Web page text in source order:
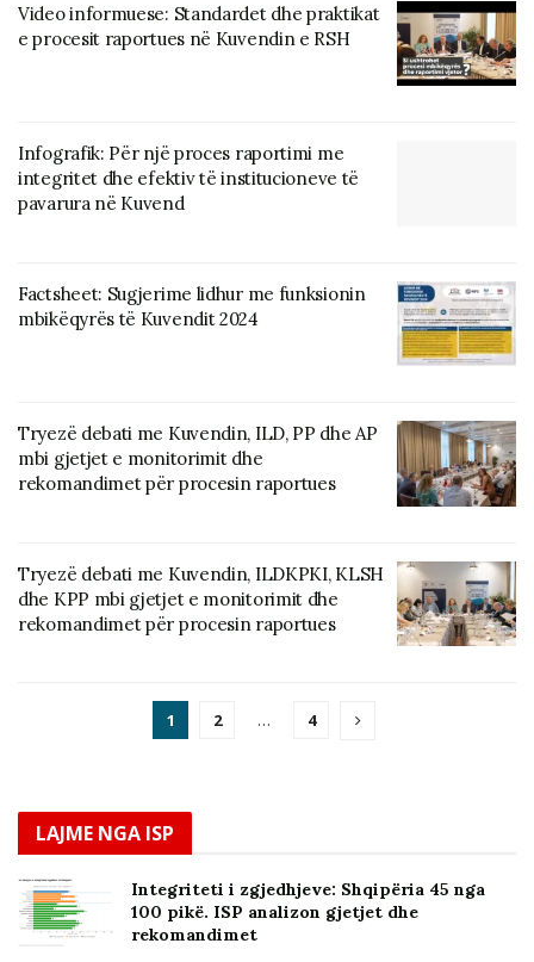
Video informuese: Standardet dhe praktikat
e procesit raportues në Kuvendin e RSH
Infografik: Për një proces raportimi me
integritet dhe efektiv të institucioneve të
pavarura në Kuvend
Factsheet: Sugjerime lidhur me funksionin
mbikëqyrës të Kuvendit 2024
Tryezë debati me Kuvendin, ILD, PP dhe AP
mbi gjetjet e monitorimit dhe
rekomandimet për procesin raportues
Tryezë debati me Kuvendin, ILDKPKI, KLSH
dhe KPP mbi gjetjet e monitorimit dhe
rekomandimet për procesin raportues
1 2 … 4
LAJME NGA ISP
Integriteti i zgjedhjeve: Shqipëria 45 nga
100 pikë. ISP analizon gjetjet dhe
rekomandimet